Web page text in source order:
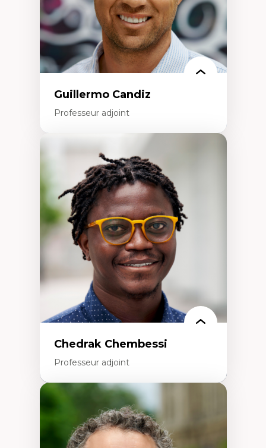
Guillermo Candiz
Professeur adjoint
Expertises
Trajectoires migratoires
Migrations forcées
Études des frontières; Enjeux géopolitiques
des migrations
Politiques migratoires
Réfugiés
Demandeurs d’asile
Migrations irrégulières
Migrations temporaires
Migration et changement climatique
Migration et développement
Chedrak Chembessi
Professeur adjoint
Économie circulaire
Modèles d’affaires durables
Histoire des faits économiques